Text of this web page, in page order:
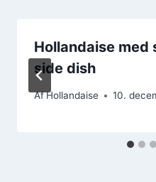
Hollandaise
side dish
AfHollandaise 10.